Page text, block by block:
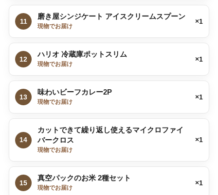
11
磨き屋シンジケート アイスクリームスプーン
現物でお届け
×1
12
ハリオ 冷蔵庫ポットスリム
現物でお届け
×1
13
味わいビーフカレー2P
現物でお届け
×1
14
カットできて繰り返し使えるマイクロファイ
バークロス
現物でお届け
×1
15
真空パックのお米 2種セット
現物でお届け
×1